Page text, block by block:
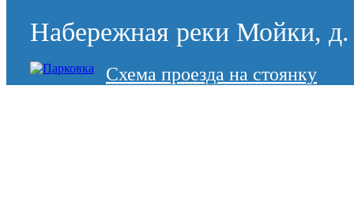
Набережная реки Мойки,
Схема проезда на стоянку